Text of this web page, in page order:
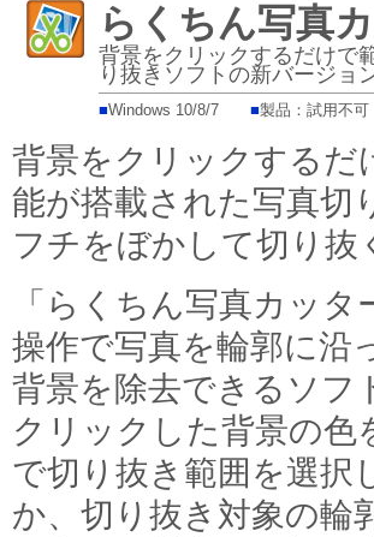
らくちん写真
背景をクリックするだけで
り抜きソフトの新バージョ
■Windows 10/8/7 ■製品：試用不可
背景をクリックするだ
能が搭載された写真切
フチをぼかして切り抜
「らくちん写真カッタ
操作で写真を輪郭に沿
背景を除去できるソフ
クリックした背景の色
で切り抜き範囲を選択
か、切り抜き対象の輪